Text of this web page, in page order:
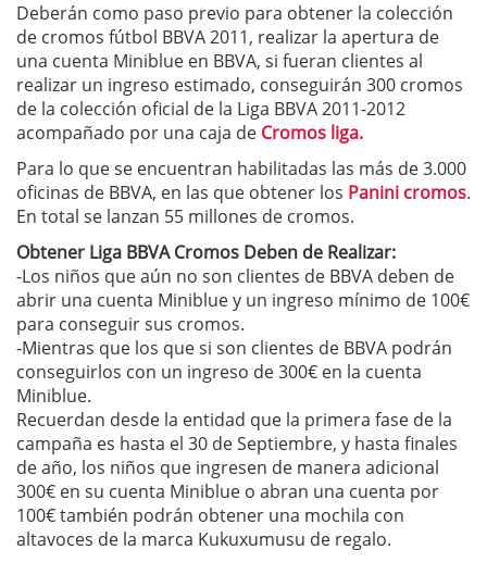
Deberán como paso previo para obtener la colección
de cromos fútbol BBVA 2011, realizar la apertura de
una cuenta Miniblue en BBVA, si fueran clientes al
realizar un ingreso estimado, conseguirán 300 cromos
de la colección oficial de la Liga BBVA 2011-2012
acompañado por una caja de Cromos liga.
Para lo que se encuentran habilitadas las más de 3.000
oficinas de BBVA, en las que obtener los Panini cromos.
En total se lanzan 55 millones de cromos.
Obtener Liga BBVA Cromos Deben de Realizar:
-Los niños que aún no son clientes de BBVA deben de
abrir una cuenta Miniblue y un ingreso mínimo de 100€
para conseguir sus cromos.
-Mientras que los que si son clientes de BBVA podrán
conseguirlos con un ingreso de 300€ en la cuenta
Miniblue.
Recuerdan desde la entidad que la primera fase de la
campaña es hasta el 30 de Septiembre, y hasta finales
de año, los niños que ingresen de manera adicional
300€ en su cuenta Miniblue o abran una cuenta por
100€ también podrán obtener una mochila con
altavoces de la marca Kukuxumusu de regalo.